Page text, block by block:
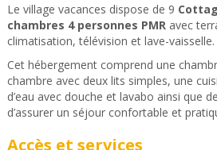
Le village vacances dispose de 9
chambres 4 personnes PMRavec
climatisation, télévision et lave-vaisselle.
Cet hébergement comprend une
chambre avec deux lits simples, une
d’eau avec douche et lavabo ainsi que
d’assurer un séjour confortable et
Accès et services